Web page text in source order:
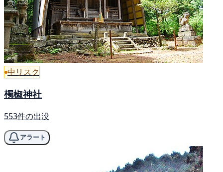
中リスク
㯮椒神社
553件の出没
アラート